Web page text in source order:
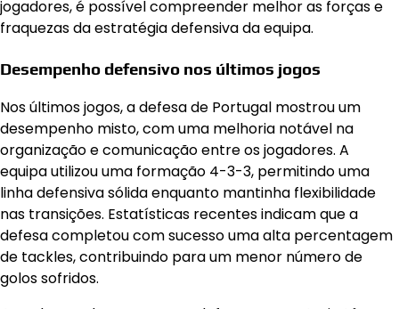
jogadores, é possível compreender melhor as forças e
fraquezas da estratégia defensiva da equipa.
Desempenho defensivo nos últimos jogos
Nos últimos jogos, a defesa de Portugal mostrou um
desempenho misto, com uma melhoria notável na
organização e comunicação entre os jogadores. A
equipa utilizou uma formação 4-3-3, permitindo uma
linha defensiva sólida enquanto mantinha flexibilidade
nas transições. Estatísticas recentes indicam que a
defesa completou com sucesso uma alta percentagem
de tackles, contribuindo para um menor número de
golos sofridos.